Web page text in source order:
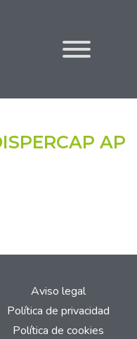
AP
Aviso legal
Política de privacidad
Política de cookies